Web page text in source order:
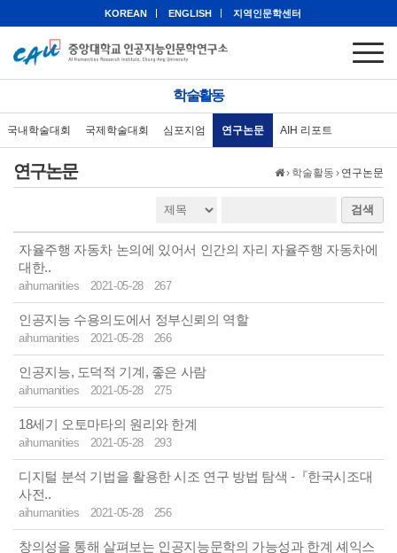
KOREAN ENGLISH 지역인문학센터
학술활동
국내학술대회 국제학술대회 심포지엄 연구논문 AIH 리포트
› 학술활동 › 연구논문
연구논문
검색
자율주행 자동차 논의에 있어서 인간의 자리 자율주행 자동차에
대한..
aihumanities 2021-05-28 267
인공지능 수용의도에서 정부신뢰의 역할
aihumanities 2021-05-28 266
인공지능, 도덕적 기계, 좋은 사람
aihumanities 2021-05-28 275
18세기 오토마타의 원리와 한계
aihumanities 2021-05-28 293
디지털 분석 기법을 활용한 시조 연구 방법 탐색 -『한국시조대
사전..
aihumanities 2021-05-28 256
창의성을 통해 살펴보는 인공지능문학의 가능성과 한계 셰익스